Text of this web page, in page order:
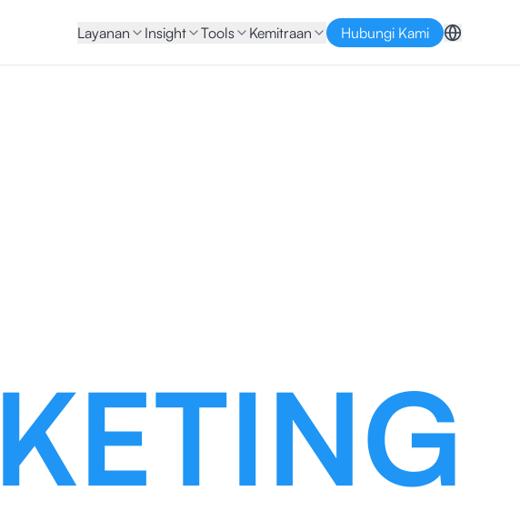
Layanan Insight Tools Kemitraan Hubungi Kami